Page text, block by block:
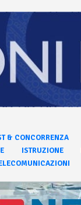
& CONCORRENZA
ISTRUZIONE